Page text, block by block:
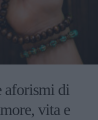
aforismi di
vita e